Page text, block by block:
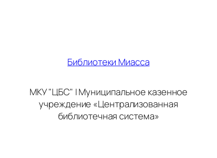
Библиотеки Миасса
МКУ "ЦБС" | Муниципальное казенное
учреждение «Централизованная
библиотечная система»